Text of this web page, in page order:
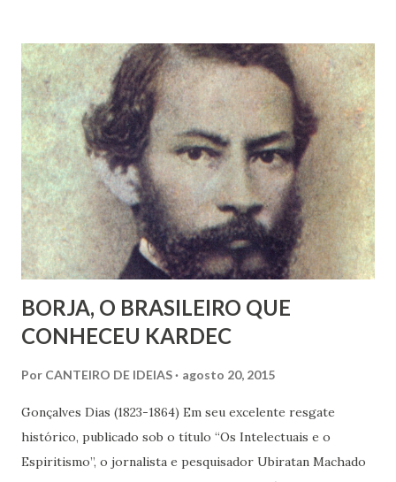
Brasileiros) está atualmente com uma campanha de
“evangelização da juventude”. Não por acaso, os espíritas
usam o mesmo termo que os católicos. Já analisamos
diversas vezes (essa era também a postura de Herculano
Pires e até antropólogos não-espíritas hoje fazem essa
avaliação) que o movimento espírita no Brasil traz uma
herança católica muito forte, dado o nosso caldo cultural
impregnado de tradições da Igreja e pela formação
jesuítica da nossa educação.
BORJA, O BRASILEIRO QUE
CONHECEU KARDEC
Por CANTEIRO DE IDEIAS agosto 20, 2015
Gonçalves Dias (1823-1864) Em seu excelente resgate
histórico, publicado sob o título “Os Intelectuais e o
Espiritismo”, o jornalista e pesquisador Ubiratan Machado